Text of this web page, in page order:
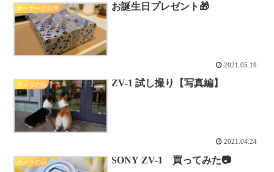
オーナーの日常 お誕生日プレゼント🎁
2021.05.19
カメラの話 ZV-1 試し撮り【写真編】
2021.04.24
カメラの話 SONY ZV-1 買ってみた📷